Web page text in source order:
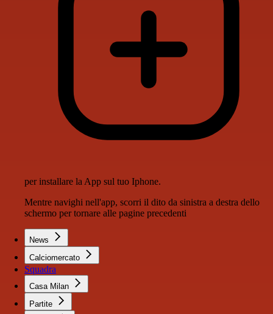
per installare la App sul tuo Iphone.
Mentre navighi nell'app, scorri il dito da sinistra a destra dello
schermo per tornare alle pagine precedenti
News
Calciomercato
Squadra
Casa Milan
Partite